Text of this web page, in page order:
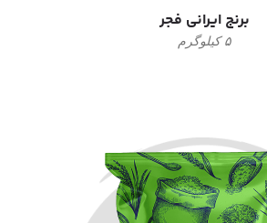
برنج ایرانی فجر
۵ کیلوگرم